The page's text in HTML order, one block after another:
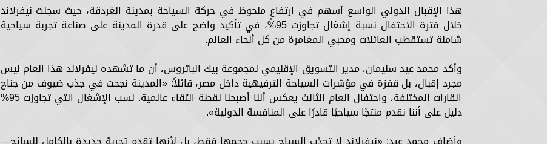
هذا الإقبال الدولي الواسع أسهم في ارتفاعٍ ملحوظ في حركة السياحة بمدينة الغردقة، حيث سجلت نيفرلاند
خلال فترة الاحتفال نسبة إشغال تجاوزت 95%، في تأكيد واضح على قدرة المدينة على صناعة تجربة سياحية
شاملة تستقطب العائلات ومحبي المغامرة من كل أنحاء العالم.
وأكد محمد عيد سليمان، مدير التسويق الإقليمي لمجموعة بيك الباتروس، أن ما تشهده نيفرلاند هذا العام ليس
مجرد إقبال، بل قفزة في مؤشرات السياحة الترفيهية داخل مصر، قائلاً: «المدينة نجحت في جذب ضيوف من جناح
القارات المختلفة، واحتفال العام الثالث يعكس أننا أصبحنا نقطة التقاء عالمية. نسب الإشغال التي تجاوزت 95%
دليل على أننا نقدم منتجًا سياحيًا قادرًا على المنافسة الدولية».